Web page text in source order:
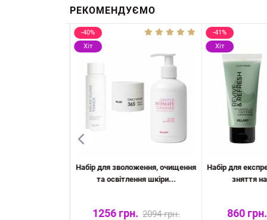
РЕКОМЕНДУЄМО
-40%
Хіт
Набір для зволоження, очищення
та освітлення шкіри...
1256 грн. 2094 грн.
-41%
Хіт
Набір для
зняття
860 грн.